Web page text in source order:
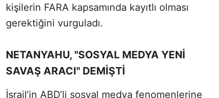
kişilerin FARA kapsamında kayıtlı olması
gerektiğini vurguladı.
NETANYAHU, "SOSYAL MEDYA YENİ
SAVAŞ ARACI" DEMİŞTİ
İsrail’in ABD’li sosyal medya fenomenlerine